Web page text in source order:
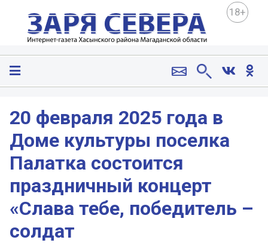
18+
20 февраля 2025 года в
Доме культуры поселка
Палатка состоится
праздничный концерт
«Слава тебе, победитель –
солдат